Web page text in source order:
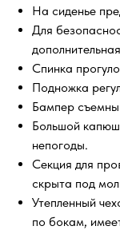
На сиденье
Для
Спинка
Подножка
Бампер
Большой
непогоды.
Секция для
скрыта под
Утепленный
по бокам,